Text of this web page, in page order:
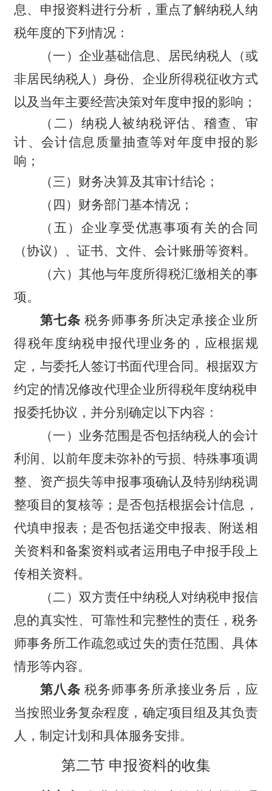
息、申报资料进行分析，重点了解纳税人纳
税年度的下列情况：
（一）企业基础信息、居民纳税人（或
非居民纳税人）身份、企业所得税征收方式
以及当年主要经营决策对年度申报的影响；
（二）纳税人被纳税评估、稽查、审
计、会计信息质量抽查等对年度申报的影
响；
（三）财务决算及其审计结论；
（四）财务部门基本情况；
（五）企业享受优惠事项有关的合同
（协议）、证书、文件、会计账册等资料。
（六）其他与年度所得税汇缴相关的事
项。
第七条 税务师事务所决定承接企业所
得税年度纳税申报代理业务的，应根据规
定，与委托人签订书面代理合同。根据双方
约定的情况修改代理企业所得税年度纳税申
报委托协议，并分别确定以下内容：
（一）业务范围是否包括纳税人的会计
利润、以前年度未弥补的亏损、特殊事项调
整、资产损失等申报事项确认及特别纳税调
整项目的复核等；是否包括根据会计信息，
代填申报表；是否包括递交申报表、附送相
关资料和备案资料或者运用电子申报手段上
传相关资料。
（二）双方责任中纳税人对纳税申报信
息的真实性、可靠性和完整性的责任，税务
师事务所工作疏忽或过失的责任范围、具体
情形等内容。
第八条 税务师事务所承接业务后，应
当按照业务复杂程度，确定项目组及其负责
人，制定计划和具体服务安排。
第二节 申报资料的收集